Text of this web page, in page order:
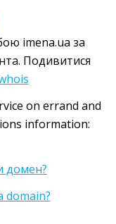
imena.ua за
Подивитися
on errand and
information:
домен?
domain?